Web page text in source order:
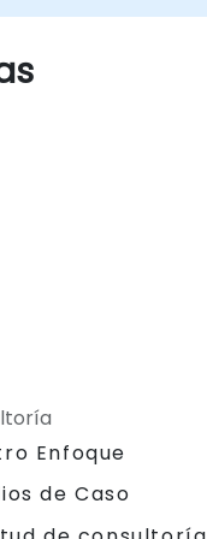
Enfoque
de Caso